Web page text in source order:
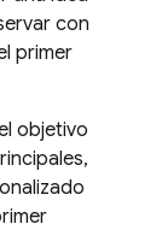
con
primer
objetivo